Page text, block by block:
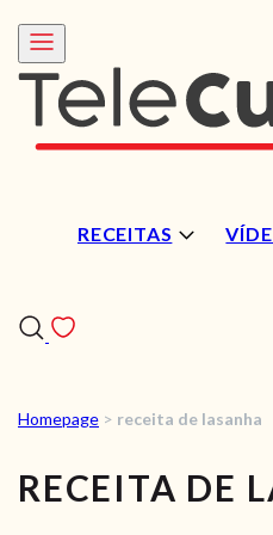
RECEITAS
Homepage > receita de lasanha
RECEITA DE